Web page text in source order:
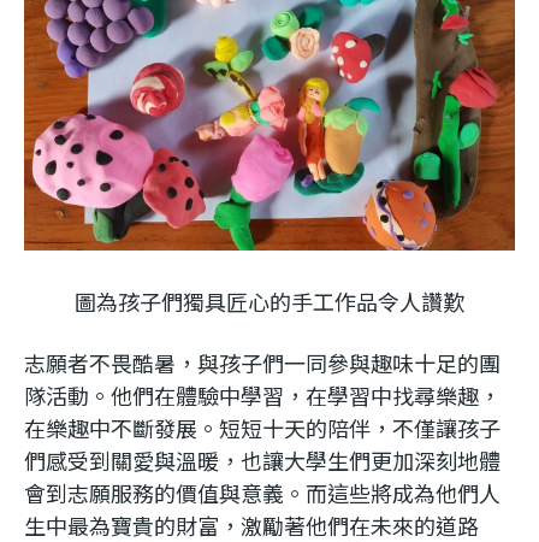
圖為孩子們獨具匠心的手工作品令人讚歎
志願者不畏酷暑，與孩子們一同參與趣味十足的團
隊活動。他們在體驗中學習，在學習中找尋樂趣，
在樂趣中不斷發展。短短十天的陪伴，不僅讓孩子
們感受到關愛與溫暖，也讓大學生們更加深刻地體
會到志願服務的價值與意義。而這些將成為他們人
生中最為寶貴的財富，激勵著他們在未來的道路